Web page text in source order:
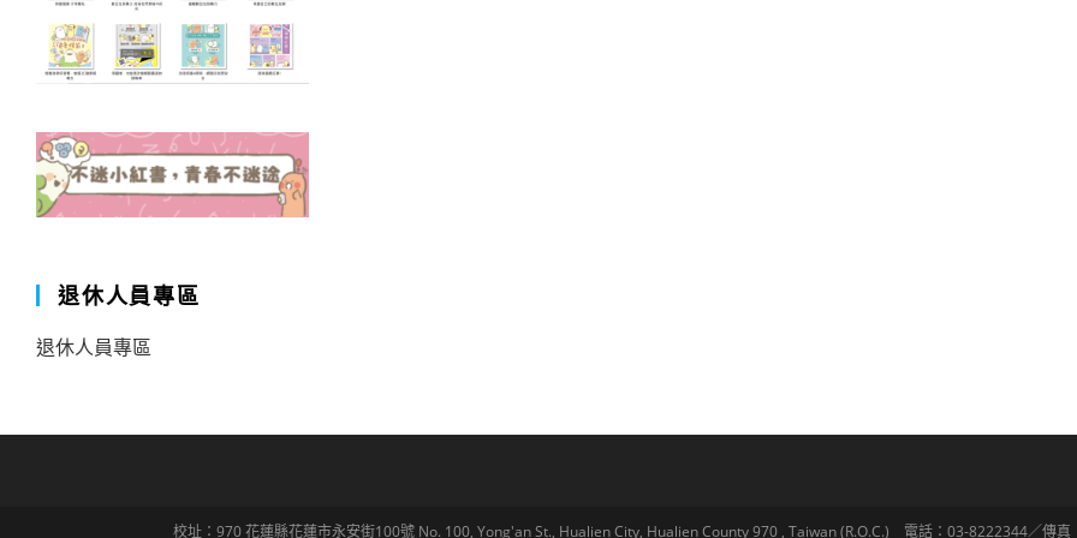
退休人員專區
退休人員專區
校址：970 花蓮縣花蓮市永安街100號 No. 100, Yong'an St., Hualien City, Hualien County 970 , Taiwan (R.O.C.) 電話：03-8222344／傳